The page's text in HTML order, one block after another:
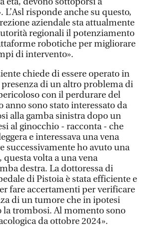
L’Asl risponde anche su questo,
aziendale sta attualmente
regionali il potenziamento
robotiche per migliorare
di intervento».
chiede di essere operato in
di un altro problema di
con il perdurare del
anno sono stato interessato da
alla gamba sinistra dopo un
al ginocchio - racconta - che
e interessava una vena
successivamente ho avuto una
volta a una vena
destra. La dottoressa di
di Pistoia è stata efficiente e
fare accertamenti per verificare
di un tumore che in ipotesi
la trombosi. Al momento sono
da ottobre 2024».